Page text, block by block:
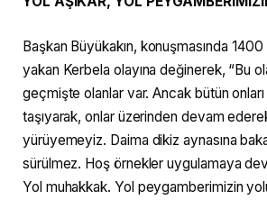
Başkan Büyükakın, konuşmasında 1400
yakan Kerbela olayına değinerek, “Bu
geçmişte olanlar var. Ancak bütün
taşıyarak, onlar üzerinden devam
yürüyemeyiz. Daima dikiz aynasına
sürülmez. Hoş örnekler uygulamaya
Yol muhakkak. Yol peygamberimizin